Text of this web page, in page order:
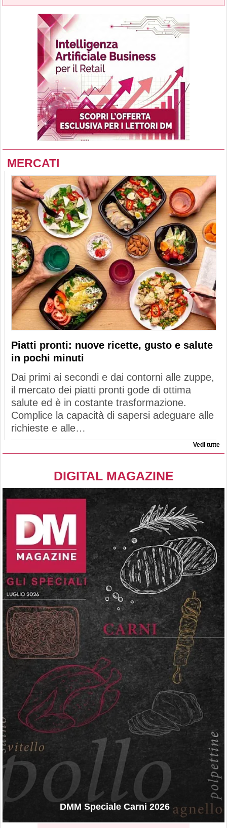
MERCATI
Piatti pronti: nuove ricette, gusto e salute
in pochi minuti
Dai primi ai secondi e dai contorni alle zuppe,
il mercato dei piatti pronti gode di ottima
salute ed è in costante trasformazione.
Complice la capacità di sapersi adeguare alle
richieste e alle…
Vedi tutte
DIGITAL MAGAZINE
DMM Speciale Carni 2026